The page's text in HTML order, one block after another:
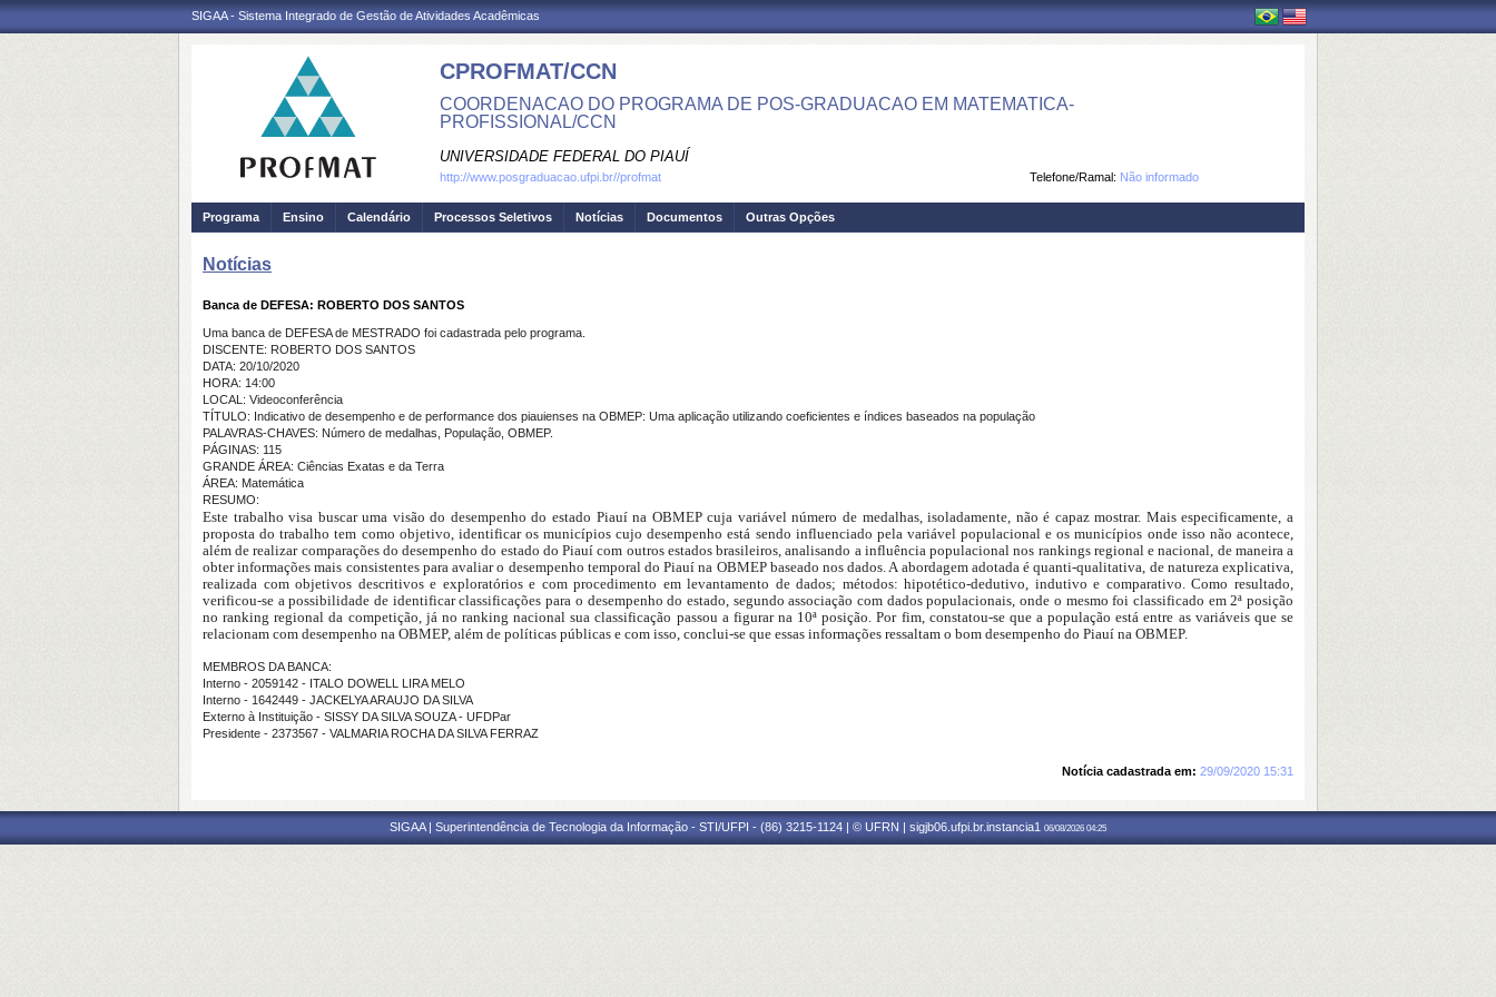
SIGAA - Sistema Integrado de Gestão de Atividades Acadêmicas
CPROFMAT/CCN
COORDENACAO DO PROGRAMA DE POS-GRADUACAO EM MATEMATICA-
PROFISSIONAL/CCN
UNIVERSIDADE FEDERAL DO PIAUÍ
Telefone/Ramal: Não informado
http://www.posgraduacao.ufpi.br//profmat
Programa Ensino Calendário Processos Seletivos Notícias Documentos Outras Opções
Notícias
Banca de DEFESA: ROBERTO DOS SANTOS
Uma banca de DEFESA de MESTRADO foi cadastrada pelo programa.
DISCENTE: ROBERTO DOS SANTOS
DATA: 20/10/2020
HORA: 14:00
LOCAL: Videoconferência
TÍTULO: Indicativo de desempenho e de performance dos piauienses na OBMEP: Uma aplicação utilizando coeficientes e índices baseados na população
PALAVRAS-CHAVES: Número de medalhas, População, OBMEP.
PÁGINAS: 115
GRANDE ÁREA: Ciências Exatas e da Terra
ÁREA: Matemática
RESUMO:
Este trabalho visa buscar uma visão do desempenho do estado Piauí na OBMEP cuja variável número de medalhas, isoladamente, não é capaz mostrar. Mais especificamente, a
proposta do trabalho tem como objetivo, identificar os municípios cujo desempenho está sendo influenciado pela variável populacional e os municípios onde isso não acontece,
além de realizar comparações do desempenho do estado do Piauí com outros estados brasileiros, analisando a influência populacional nos rankings regional e nacional, de maneira a
obter informações mais consistentes para avaliar o desempenho temporal do Piauí na OBMEP baseado nos dados. A abordagem adotada é quanti-qualitativa, de natureza explicativa,
realizada com objetivos descritivos e exploratórios e com procedimento em levantamento de dados; métodos: hipotético-dedutivo, indutivo e comparativo. Como resultado,
verificou-se a possibilidade de identificar classificações para o desempenho do estado, segundo associação com dados populacionais, onde o mesmo foi classificado em 2ª posição
no ranking regional da competição, já no ranking nacional sua classificação passou a figurar na 10ª posição. Por fim, constatou-se que a população está entre as variáveis que se
relacionam com desempenho na OBMEP, além de políticas públicas e com isso, conclui-se que essas informações ressaltam o bom desempenho do Piauí na OBMEP.
MEMBROS DA BANCA:
Interno - 2059142 - ITALO DOWELL LIRA MELO
Interno - 1642449 - JACKELYA ARAUJO DA SILVA
Externo à Instituição - SISSY DA SILVA SOUZA - UFDPar
Presidente - 2373567 - VALMARIA ROCHA DA SILVA FERRAZ
Notícia cadastrada em: 29/09/2020 15:31
SIGAA | Superintendência de Tecnologia da Informação - STI/UFPI - (86) 3215-1124 | © UFRN | sigjb06.ufpi.br.instancia1 06/08/2026 04:25